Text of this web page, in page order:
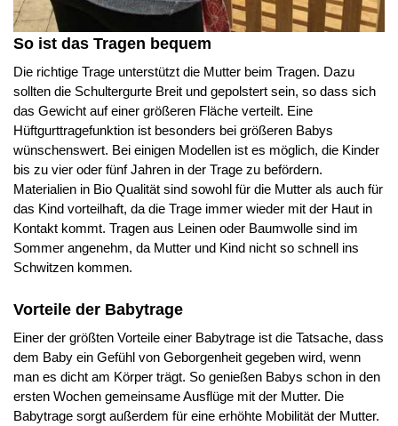
So ist das Tragen bequem
Die richtige Trage unterstützt die Mutter beim Tragen. Dazu
sollten die Schultergurte Breit und gepolstert sein, so dass sich
das Gewicht auf einer größeren Fläche verteilt. Eine
Hüftgurttragefunktion ist besonders bei größeren Babys
wünschenswert. Bei einigen Modellen ist es möglich, die Kinder
bis zu vier oder fünf Jahren in der Trage zu befördern.
Materialien in Bio Qualität sind sowohl für die Mutter als auch für
das Kind vorteilhaft, da die Trage immer wieder mit der Haut in
Kontakt kommt. Tragen aus Leinen oder Baumwolle sind im
Sommer angenehm, da Mutter und Kind nicht so schnell ins
Schwitzen kommen.
Vorteile der Babytrage
Einer der größten Vorteile einer Babytrage ist die Tatsache, dass
dem Baby ein Gefühl von Geborgenheit gegeben wird, wenn
man es dicht am Körper trägt. So genießen Babys schon in den
ersten Wochen gemeinsame Ausflüge mit der Mutter. Die
Babytrage sorgt außerdem für eine erhöhte Mobilität der Mutter.